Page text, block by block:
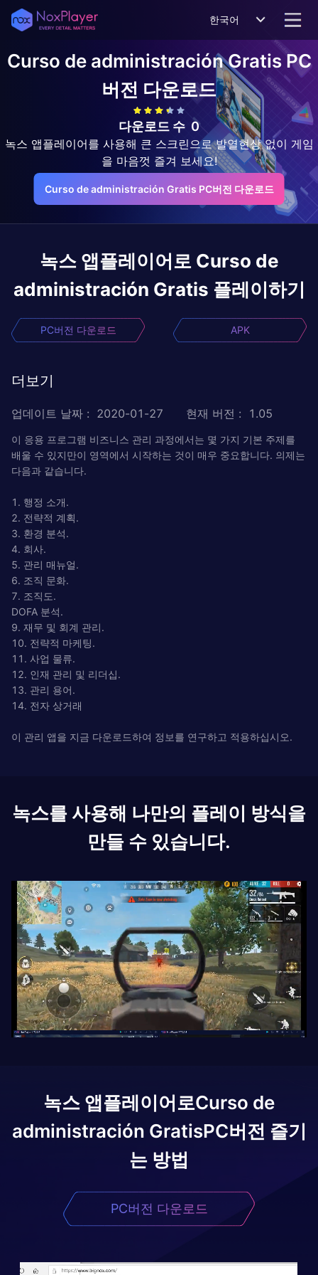
한국어
Curso de administración GratisPC
버전 다운로드
다운로드 수 0
녹스 앱플레이어를 사용해 큰 스크린으로 발열현상 없이 게임
을 마음껏 즐겨 보세요!
Curso de administración Gratis PC버전 다운로드
녹스 앱플레이어로 Curso de
administración Gratis 플레이하기
PC버전 다운로드 APK
더보기
업데이트 날짜 : 2020-01-27 현재 버전 : 1.05
이 응용 프로그램 비즈니스 관리 과정에서는 몇 가지 기본 주제를
배울 수 있지만이 영역에서 시작하는 것이 매우 중요합니다. 의제는
다음과 같습니다.
1. 행정 소개.
2. 전략적 계획.
3. 환경 분석.
4. 회사.
5. 관리 매뉴얼.
6. 조직 문화.
7. 조직도.
DOFA 분석.
9. 재무 및 회계 관리.
10. 전략적 마케팅.
11. 사업 물류.
12. 인재 관리 및 리더십.
13. 관리 용어.
14. 전자 상거래
이 관리 앱을 지금 다운로드하여 정보를 연구하고 적용하십시오.
녹스를 사용해 나만의 플레이 방식을
만들 수 있습니다.
녹스 앱플레이어로Curso de
administración GratisPC버전 즐기
는 방법
PC버전 다운로드